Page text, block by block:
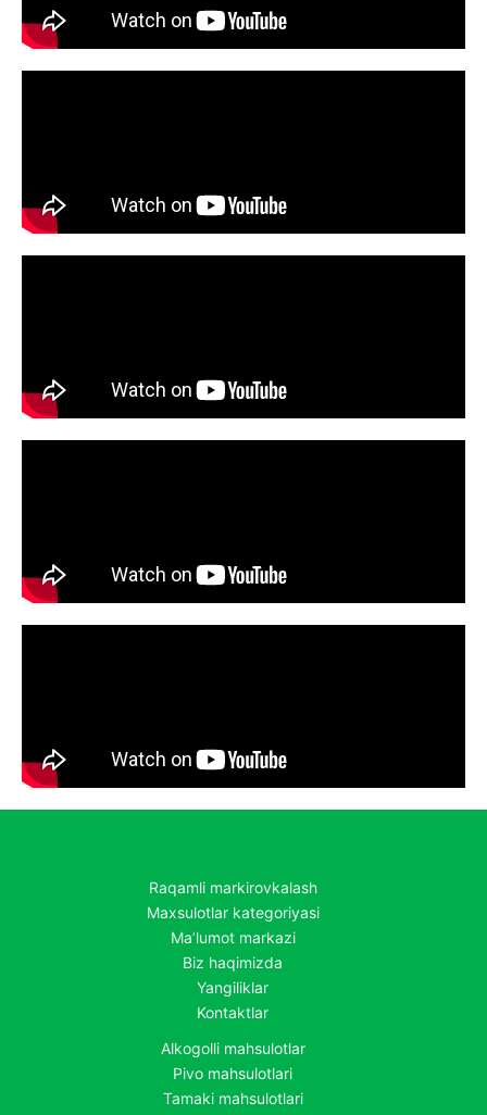
Raqamli markirovkalash
Maxsulotlar kategoriyasi
Ma’lumot markazi
Biz haqimizda
Yangiliklar
Kontaktlar
Alkogolli mahsulotlar
Pivo mahsulotlari
Tamaki mahsulotlari